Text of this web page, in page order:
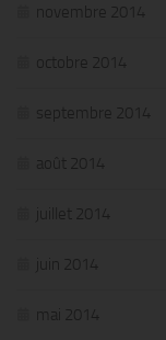
novembre 2014
octobre 2014
septembre 2014
août 2014
juillet 2014
juin 2014
mai 2014